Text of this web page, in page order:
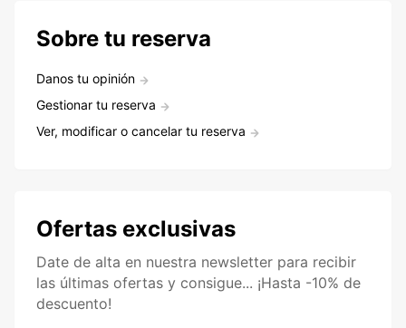
Sobre tu reserva
Danos tu opinión
Gestionar tu reserva
Ver, modificar o cancelar tu reserva
Ofertas exclusivas
Date de alta en nuestra newsletter para recibir
las últimas ofertas y consigue... ¡Hasta -10% de
descuento!